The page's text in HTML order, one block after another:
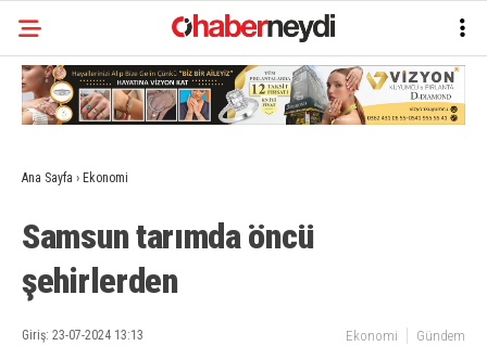
Ana Sayfa › Ekonomi
Samsun tarımda öncü
şehirlerden
Giriş: 23-07-2024 13:13
Ekonomi Gündem